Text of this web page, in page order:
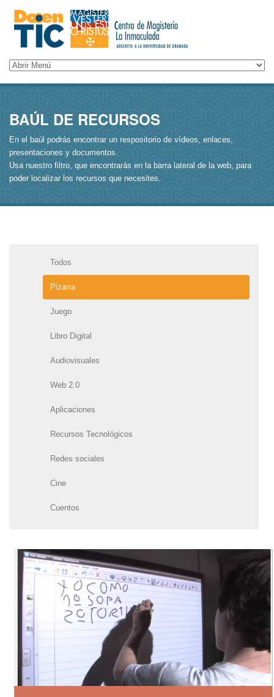
BAÚL DE RECURSOS
En el baúl podrás encontrar un respositorio de vídeos, enlaces,
presentaciones y documentos.
Usa nuestro filtro, que encontrarás en la barra lateral de la web, para
poder localizar los recursos que necesites.
Todos
Pizarra
Juego
Libro Digital
Audiovisuales
Web 2.0
Aplicaciones
Recursos Tecnológicos
Redes sociales
Cine
Cuentos